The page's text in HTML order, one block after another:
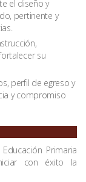
el diseño y
pertinente y
su
perfil de egreso y
y compromiso
Primaria
con éxito la